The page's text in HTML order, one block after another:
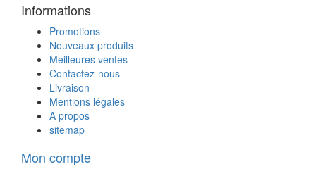
Informations
Promotions
Nouveaux produits
Meilleures ventes
Contactez-nous
Livraison
Mentions légales
A propos
sitemap
Mon compte